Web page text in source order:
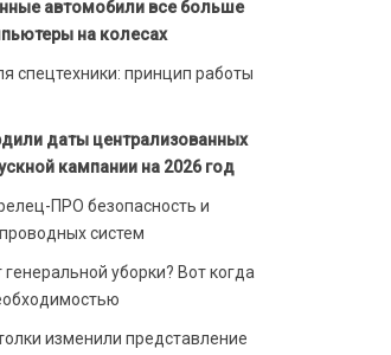
автомобили все больше
на колесах
спецтехники: принцип работы
даты централизованных
кампании на 2026 год
ПРО безопасность и
систем
генеральной уборки? Вот когда
изменили представление